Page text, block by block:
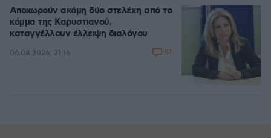
Αποχωρούν ακόμη δύο στελέχη από το
κόμμα της Καρυστιανού,
καταγγέλλουν έλλειψη διαλόγου
06.08.2026, 21:16 51